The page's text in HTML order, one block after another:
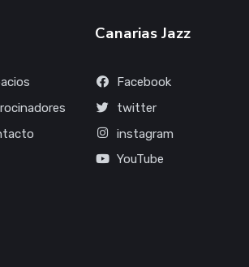
Canarias Jazz
Facebook
twitter
instagram
YouTube